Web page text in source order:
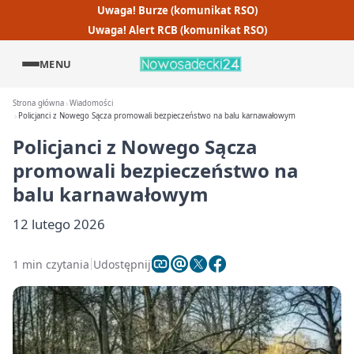
Uwaga! Burze (komunikat RSO)
Uwaga! Alert RCB (komunikat RSO)
MENU
Strona główna Wiadomości
Policjanci z Nowego Sącza promowali bezpieczeństwo na balu karnawałowym
Policjanci z Nowego Sącza
promowali bezpieczeństwo na
balu karnawałowym
12 lutego 2026
1 min czytania Udostępnij